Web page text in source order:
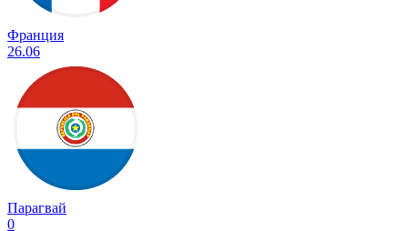
Франция
26.06
Парагвай
0